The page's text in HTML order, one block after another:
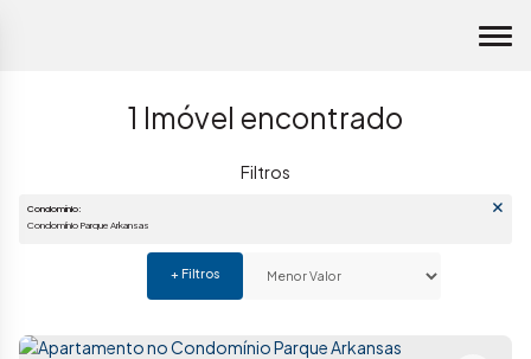
1 Imóvel encontrado
Condomínio:
Condomínio Parque Arkansas